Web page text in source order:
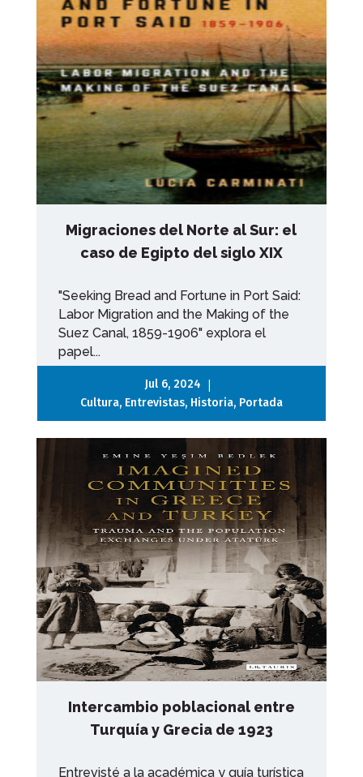
Migraciones del Norte al Sur: el
caso de Egipto del siglo XIX
"Seeking Bread and Fortune in Port Said:
Labor Migration and the Making of the
Suez Canal, 1859-1906" explora el
papel...
Jul 6, 2024 |
Cultura, Entrevistas, Historia, Portada
Intercambio poblacional entre
Turquía y Grecia de 1923
Entrevisté a la académica y guía turística